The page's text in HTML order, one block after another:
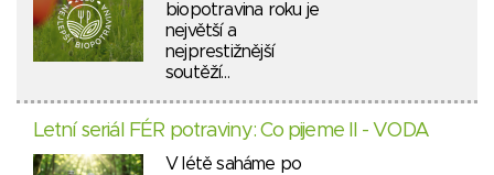
biopotravina roku je
největší a
nejprestižnější
soutěží…
Letní seriál FÉR potraviny: Co pijeme II - VODA
V létě saháme po